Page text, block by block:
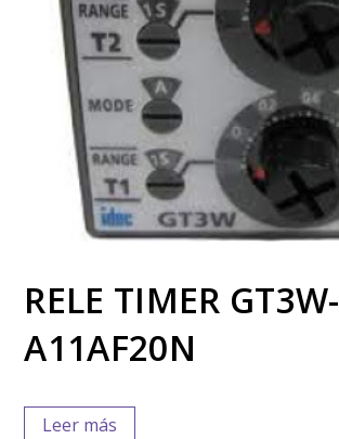
RELE TIMER GT3W-
A11AF20N
Leer más